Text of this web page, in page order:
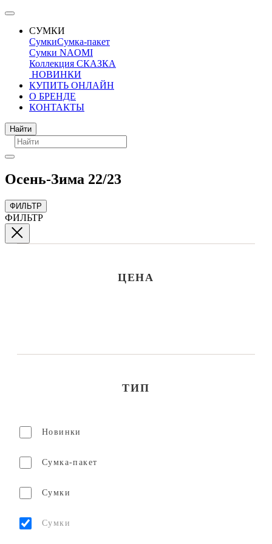
СУМКИ
СумкиСумка-пакет
Сумки NAOMI
Коллекция СКАЗКА
НОВИНКИ
КУПИТЬ ОНЛАЙН
О БРЕНДЕ
КОНТАКТЫ
Поиск
Найти
Осень-Зима 22/23
ФИЛЬТР
ФИЛЬТР
ЦЕНА
ТИП
Новинки
Сумка-пакет
Сумки
Сумки